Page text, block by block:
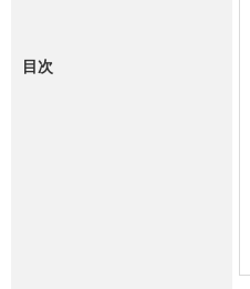
目次